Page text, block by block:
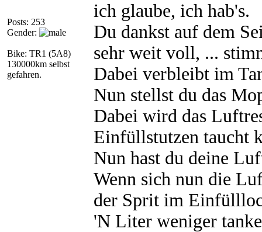
Posts: 253
Gender:
Bike: TR1 (5A8)
130000km selbst
gefahren.
ich glaube, ich hab's.
Du dankst auf dem
sehr weit voll, ...
Dabei verbleibt im
Nun stellst du das
Dabei wird das
Einfüllstutzen taucht
Nun hast du deine
Wenn sich nun die
der Sprit im
'N Liter weniger